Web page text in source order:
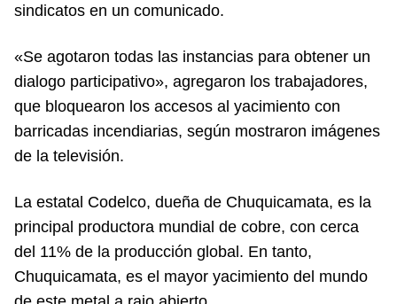
sindicatos en un comunicado.
«Se agotaron todas las instancias para obtener un
dialogo participativo», agregaron los trabajadores,
que bloquearon los accesos al yacimiento con
barricadas incendiarias, según mostraron imágenes
de la televisión.
La estatal Codelco, dueña de Chuquicamata, es la
principal productora mundial de cobre, con cerca
del 11% de la producción global. En tanto,
Chuquicamata, es el mayor yacimiento del mundo